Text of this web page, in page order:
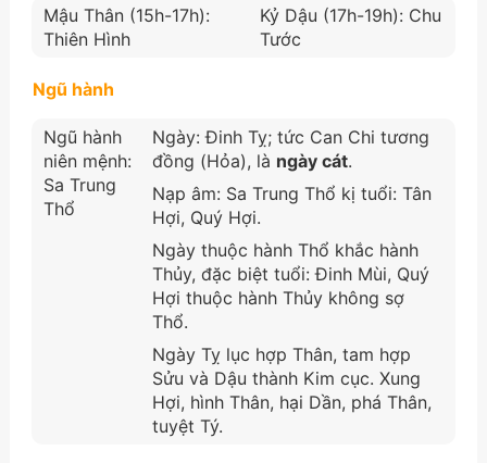
Mậu Thân (15h-17h):
Thiên Hình
Kỷ Dậu (17h-19h): Chu
Tước
Ngũ hành
Ngũ hành
niên mệnh:
Sa Trung
Thổ
Ngày: Đinh Tỵ; tức Can Chi tương
đồng (Hỏa), là ngày cát.
Nạp âm: Sa Trung Thổ kị tuổi: Tân
Hợi, Quý Hợi.
Ngày thuộc hành Thổ khắc hành
Thủy, đặc biệt tuổi: Đinh Mùi, Quý
Hợi thuộc hành Thủy không sợ
Thổ.
Ngày Tỵ lục hợp Thân, tam hợp
Sửu và Dậu thành Kim cục. Xung
Hợi, hình Thân, hại Dần, phá Thân,
tuyệt Tý.